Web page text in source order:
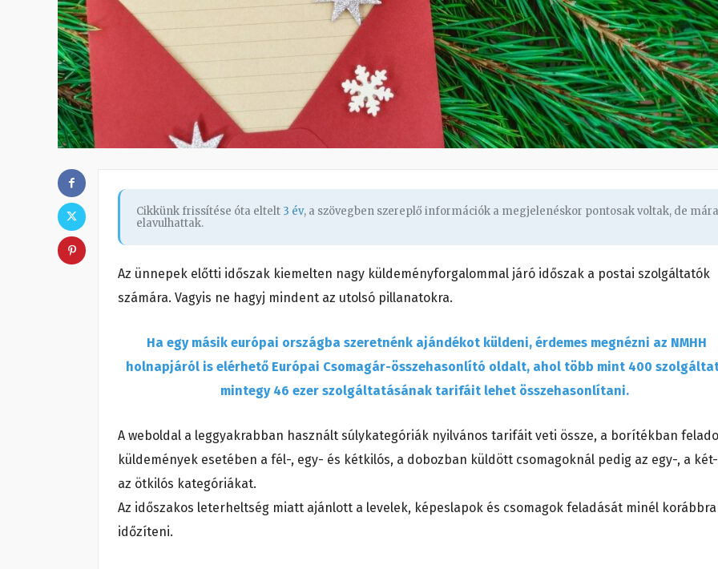
Cikkünk frissítése óta eltelt 3 év, a szövegben szereplő információk a megjelenéskor pontosak voltak, de mára
elavulhattak.
Az ünnepek előtti időszak kiemelten nagy küldeményforgalommal járó időszak a postai szolgáltatók
számára. Vagyis ne hagyj mindent az utolsó pillanatokra.
Ha egy másik európai országba szeretnénk ajándékot küldeni, érdemes megnézni az NMHH
holnapjáról is elérhető Európai Csomagár-összehasonlító oldalt, ahol több mint 400
mintegy 46 ezer szolgáltatásának tarifáit lehet összehasonlítani.
A weboldal a leggyakrabban használt súlykategóriák nyilvános tarifáit veti össze, a borítékban
küldemények esetében a fél-, egy- és kétkilós, a dobozban küldött csomagoknál pedig az egy-, a
az ötkilós kategóriákat.
Az időszakos leterheltség miatt ajánlott a levelek, képeslapok és csomagok feladását minél korábbra
időzíteni.